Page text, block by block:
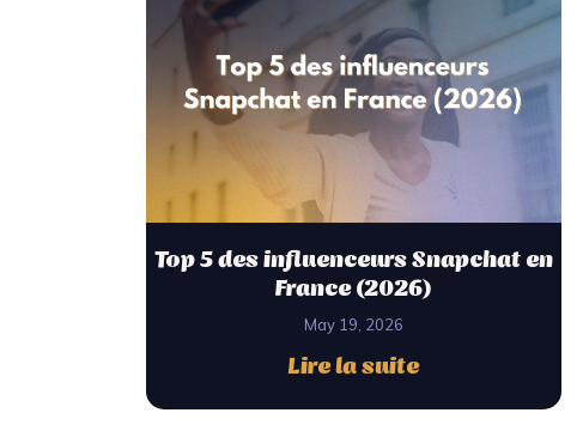
Top 5 des influenceurs Snapchat en
France (2026)
May 19, 2026
Lire la suite